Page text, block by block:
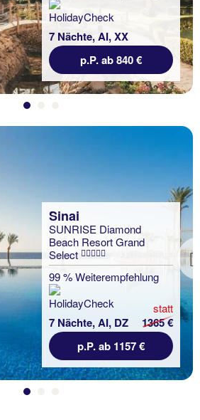
7 Nächte, AI, XX
p.P. ab 840 €
Sinai
SUNRISE Diamond
Beach Resort Grand
Select
99 % Weiterempfehlung
7 Nächte, AI, DZ
statt
1365 €
p.P. ab 1157 €